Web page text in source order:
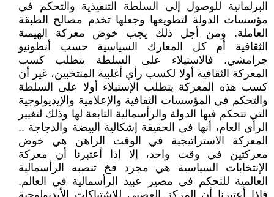
البرلمانية للوصول إلى السلطة التنفيذية والتحكم في
مؤسسات الدولة لتطويعها وجعلها تخدم مصالح الطبقة
العاملة. ومن أجل ذلك يجب خوض معركة الهيمنة
الثقافية أم كل المعارك السياسية حسب أنطونيو
جرامشي. فالاستيلاء على السلطة يتطلب كسب
المعركة الثقافية أولا لكسب رأي أغلبية المنتخبين، غير أن
كسب هذه المعركة يتطلب الإستيلاء أولا على السلطة
والتحكم في المؤسسات الثفافية والإعلامية والإيديولوجية
التي تتحكم فيها الدولة والرأسمالية التابعة لها وذلك لتغيير
الرأي العام، أنها في الحقيقة إشكالية البيضة والدجاجة ..
المعركة الاستراتيجية في الوقت الراهن هي خوض
معركتين في وقت واحد، إلا إذا أعتبرنا أن معركة
الإنتخابات السياسية هي مجرد فخ تنصبه الرأسمالية
العالمية للتحكم في مصير عبيد الرأسمالية في العالم.